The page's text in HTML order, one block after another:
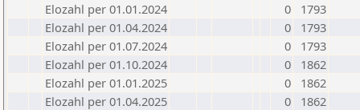
Elozahl per 01.01.2024
0
1793
Elozahl per 01.04.2024
0
1793
Elozahl per 01.07.2024
0
1793
Elozahl per 01.10.2024
0
1862
Elozahl per 01.01.2025
0
1862
Elozahl per 01.04.2025
0
1862